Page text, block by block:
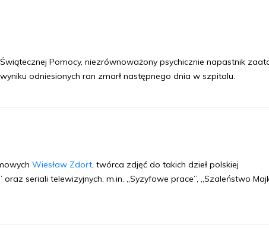
Pomocy, niezrównoważony psychicznie napastnik
odniesionych ran zmarł następnego dnia w szpitalu.
Wiesław Zdort, twórca zdjęć do takich dzieł polskiej
seriali telewizyjnych, m.in. „Syzyfowe prace”, „Szaleństwo